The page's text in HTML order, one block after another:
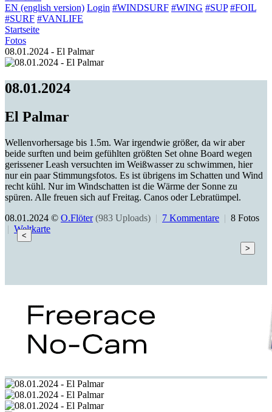
EN (english version) Login #WINDSURF #WING #SUP #FOIL
#SURF #VANLIFE
Startseite
Fotos
08.01.2024 - El Palmar
08.01.2024
El Palmar
Wellenvorhersage bis 1.5m. War irgendwie größer, da wir aber
beide surften und beim gefühlten größten Set ohne Board wegen
gerissener Leash versuchten im Weißwasser zu schwimmen, hier
nur ein paar Stimmungsfotos. Es ist übrigens im Schatten und Wind
recht kühl. Nur im Windschatten ist die Wärme der Sonne zu
spüren. Alle freuen sich auf Freitag. Canos oder Lebratümpel.
08.01.2024 © O.Flöter (983 Uploads) | 7 Kommentare | 8 Fotos
| Weltkarte
<
>